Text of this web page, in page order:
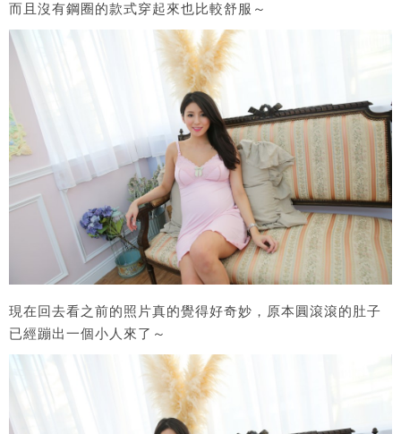
而且沒有鋼圈的款式穿起來也比較舒服～
現在回去看之前的照片真的覺得好奇妙，原本圓滾滾的肚子
已經蹦出一個小人來了～